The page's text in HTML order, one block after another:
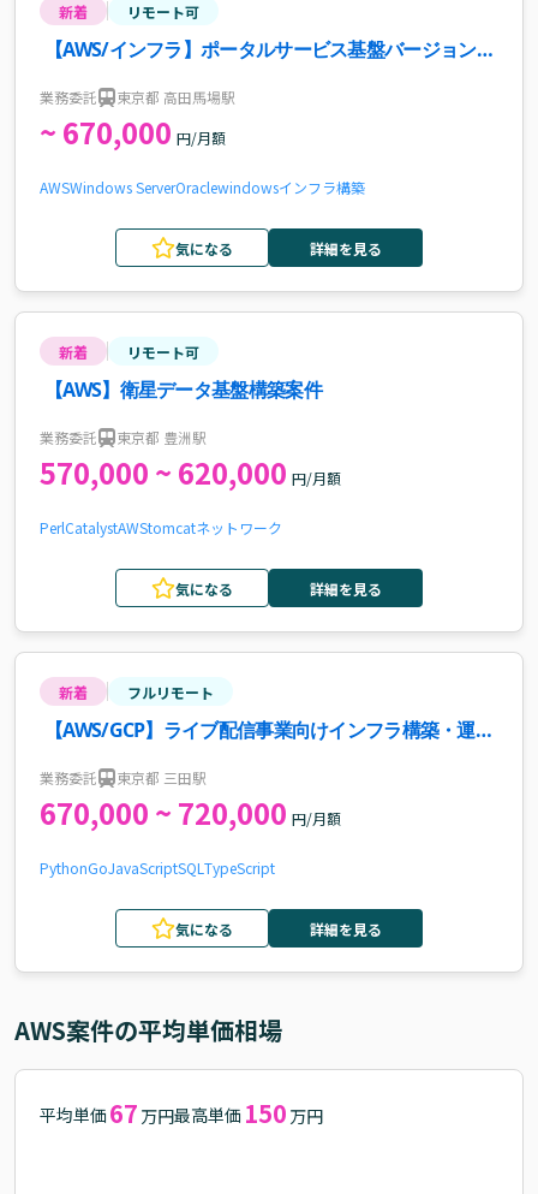
新着 リモート可
【AWS/インフラ】ポータルサービス基盤バージョンア
業務委託 東京都 高田馬場駅
~ 670,000 円/月額
AWSWindows ServerOraclewindowsインフラ構築
気になる 詳細を見る
新着 リモート可
【AWS】衛星データ基盤構築案件
業務委託 東京都 豊洲駅
570,000 ~ 620,000 円/月額
PerlCatalystAWStomcatネットワーク
気になる 詳細を見る
新着 フルリモート
【AWS/GCP】ライブ配信事業向けインフラ構築・運用
業務委託 東京都 三田駅
670,000 ~ 720,000 円/月額
PythonGoJavaScriptSQL TypeScript
気になる 詳細を見る
AWS案件の平均単価相場
平均単価 67 万円最高単価 150 万円